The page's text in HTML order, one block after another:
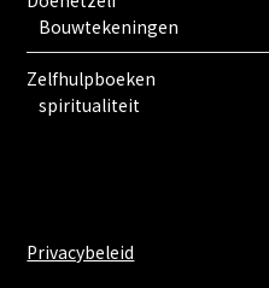
Bouwtekeningen
Zelfhulpboeken
spiritualiteit
Privacybeleid